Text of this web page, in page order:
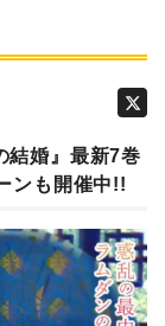
結婚』最新7巻
ンも開催中!!